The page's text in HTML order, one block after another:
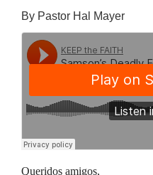
By Pastor Hal Mayer
Queridos amigos,